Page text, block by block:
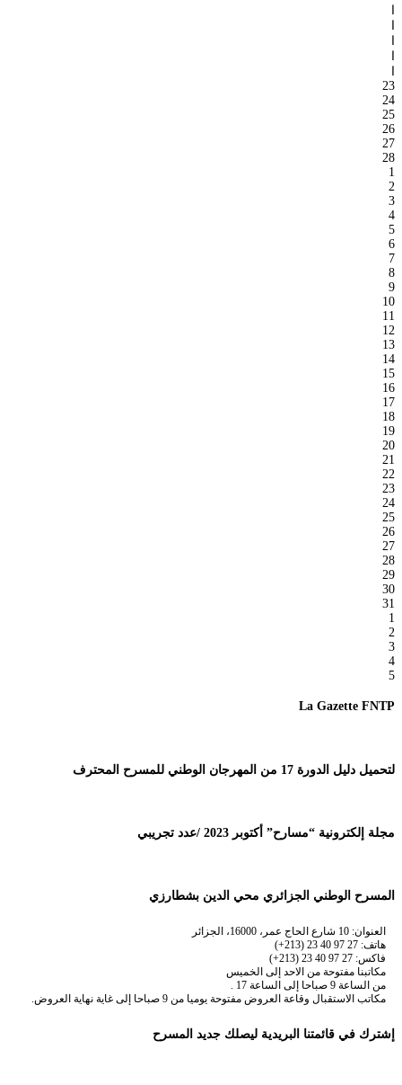
23
24
25
26
27
28
1
2
3
4
5
6
7
8
9
10
11
12
13
14
15
16
17
18
19
20
21
22
23
24
25
26
27
28
29
30
31
1
2
3
4
5
La Gazette FNTP
لتحميل دليل الدورة 17 من المهرجان الوطني للمسرح المحترف
مجلة إلكترونية “مسارح” أكتوبر 2023 /عدد تجريبي
المسرح الوطني الجزائري محي الدين بشطارزي
العنوان: 10 شارع الحاج عمر، 16000، الجزائر
هاتف: 27 97 40 23 (213+)
فاكس: 27 97 40 23 (213+)
مكاتبنا مفتوحة من الاحد إلى الخميس
من الساعة 9 صباحا إلى الساعة 17 .
مكاتب الاستقبال وقاعة العروض مفتوحة يوميا من 9 صباحا إلى غاية نهاية العروض.
إشترك في قائمتنا البريدية ليصلك جديد المسرح